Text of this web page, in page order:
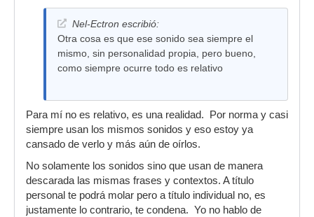
Nel-Ectron escribió:
Otra cosa es que ese sonido sea siempre el
mismo, sin personalidad propia, pero bueno,
como siempre ocurre todo es relativo
Para mí no es relativo, es una realidad. Por norma y casi
siempre usan los mismos sonidos y eso estoy ya
cansado de verlo y más aún de oírlos.
No solamente los sonidos sino que usan de manera
descarada las mismas frases y contextos. A título
personal te podrá molar pero a título individual no, es
justamente lo contrario, te condena. Yo no hablo de